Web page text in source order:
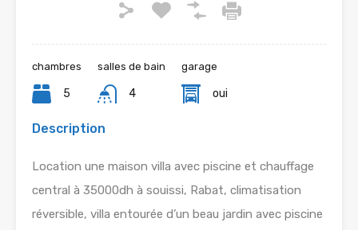
chambres
5
salles de bain
4
garage
oui
Description
Location une maison villa avec piscine et chauffage
central à 35000dh à souissi, Rabat, climatisation
réversible, villa entourée d’un beau jardin avec piscine